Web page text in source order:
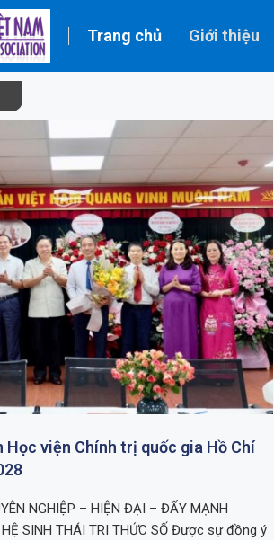
Trang chủ Giới thiệu
viện Chính trị quốc gia Hồ Chí
NGHIỆP – HIỆN ĐẠI – ĐẨY MẠNH
HỆ SINH THÁI TRI THỨC SỐ Được sự đồng ý